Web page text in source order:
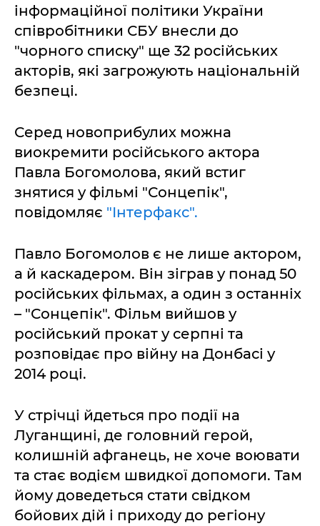
інформаційної політики України
співробітники СБУ внесли до
"чорного списку" ще 32 російських
акторів, які загрожують національній
безпеці.
Серед новоприбулих можна
виокремити російського актора
Павла Богомолова, який встиг
знятися у фільмі "Сонцепік",
повідомляє "Інтерфакс".
Павло Богомолов є не лише актором,
а й каскадером. Він зіграв у понад 50
російських фільмах, а один з останніх
– "Сонцепік". Фільм вийшов у
російський прокат у серпні та
розповідає про війну на Донбасі у
2014 році.
У стрічці йдеться про події на
Луганщині, де головний герой,
колишній афганець, не хоче воювати
та стає водієм швидкої допомоги. Там
йому доведеться стати свідком
бойових дій і приходу до регіону